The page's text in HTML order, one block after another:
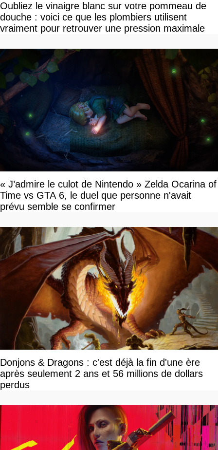
Oubliez le vinaigre blanc sur votre pommeau de
douche : voici ce que les plombiers utilisent
vraiment pour retrouver une pression maximale
« J’admire le culot de Nintendo » Zelda Ocarina of
Time vs GTA 6, le duel que personne n'avait
prévu semble se confirmer
Donjons & Dragons : c'est déjà la fin d'une ère
après seulement 2 ans et 56 millions de dollars
perdus